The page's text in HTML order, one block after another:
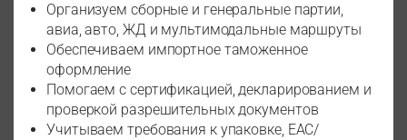
Организуем сборные и генеральные партии,
авиа, авто, ЖД и мультимодальные маршруты
Обеспечиваем импортное таможенное
оформление
Помогаем с сертификацией, декларированием и
проверкой разрешительных документов
Учитываем требования к упаковке, EAC/